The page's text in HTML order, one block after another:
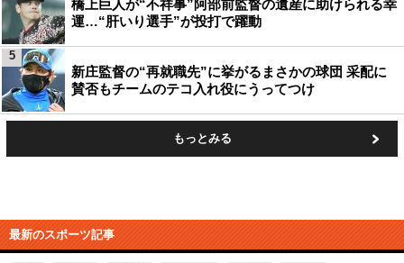
橋上巨人が“不祥事”阿部前監督の遺産に助けられる幸
運…“肝いり選手”が投打で躍動
新庄監督の“再就職先”に挙がるまさかの球団 采配に
賛否もチームのテコ入れ役にうってつけ
5
もっとみる
最新のスポーツ記事